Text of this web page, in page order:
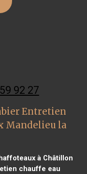
92 27
Entretien
Mandelieu la
à Châtillon
chauffe eau